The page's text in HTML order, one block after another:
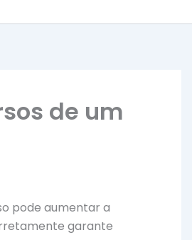
de um
pode aumentar a
garante